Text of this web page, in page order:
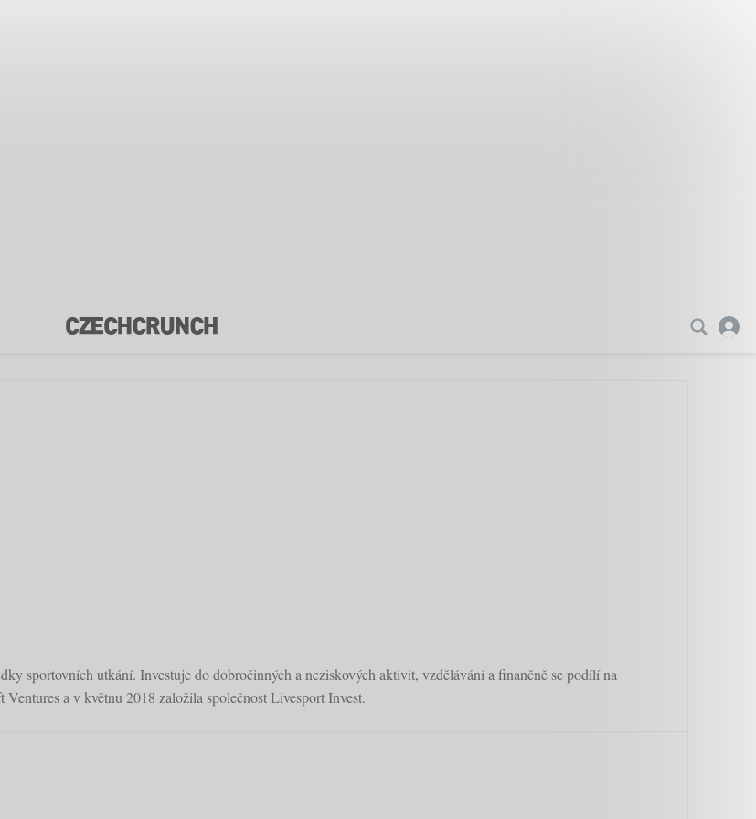
sportovních utkání. Investuje do dobročinných a neziskových aktivit, vzdělávání a finančně se podílí na
a v květnu 2018 založila společnost Livesport Invest.